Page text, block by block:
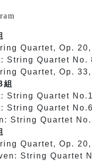
Quartet, Op.
String Quartet
Quartet, Op.
組
String Quartet
String Quartet
String Quartet
Quartet, Op.
String Quartet